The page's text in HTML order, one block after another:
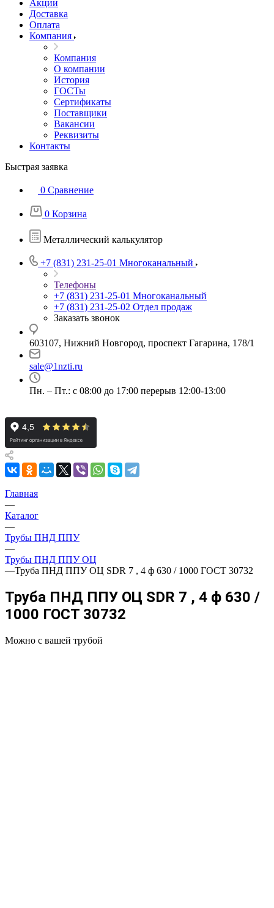
Акции
Доставка
Оплата
Компания
Компания
О компании
История
ГОСТы
Сертификаты
Поставщики
Вакансии
Реквизиты
Контакты
Быстрая заявка
0 Сравнение
0 Корзина
Металлический калькулятор
+7 (831) 231-25-01 Многоканальный
Телефоны
+7 (831) 231-25-01 Многоканальный
+7 (831) 231-25-02 Отдел продаж
Заказать звонок
603107, Нижний Новгород, проспект Гагарина, 178/1
sale@1nzti.ru
Пн. – Пт.: с 08:00 до 17:00 перерыв 12:00-13:00
Главная
—
Каталог
—
Трубы ПНД ППУ
—
Трубы ПНД ППУ ОЦ
—Труба ПНД ППУ ОЦ SDR 7 , 4 ф 630 / 1000 ГОСТ 30732
Труба ПНД ППУ ОЦ SDR 7 , 4 ф 630 /
1000 ГОСТ 30732
Можно с вашей трубой